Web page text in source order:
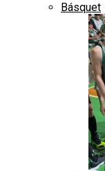
Básquet